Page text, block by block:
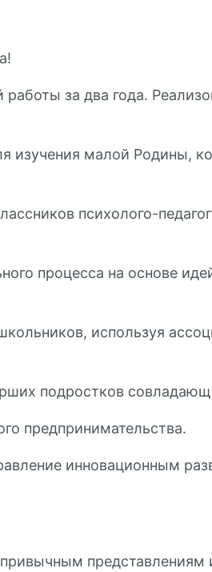
за два года.
изучения малой Родины,
психолого-
процесса на основе
используя
подростков
предпринимательства.
инновационным
представлениям